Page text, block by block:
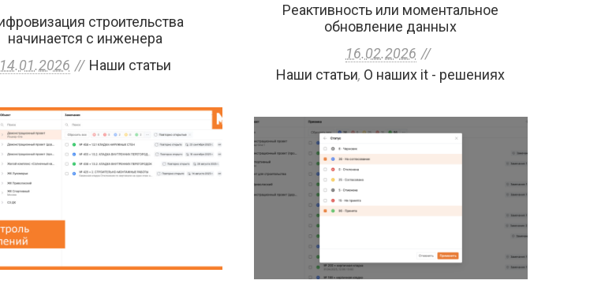
Реактивность или моментальное
обновление данных
16.02.2026
Наши статьи, О наших it - решениях
строительства
начинается с инженера
14.01.2026
Наши статьи